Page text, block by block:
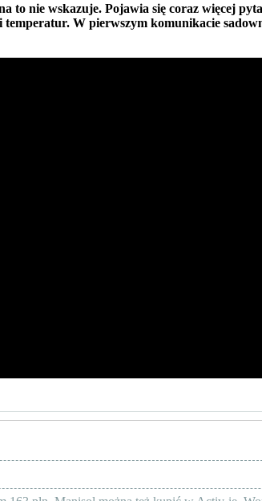
to nie wskazuje. Pojawia się coraz więcej
W pierwszym komunikacie